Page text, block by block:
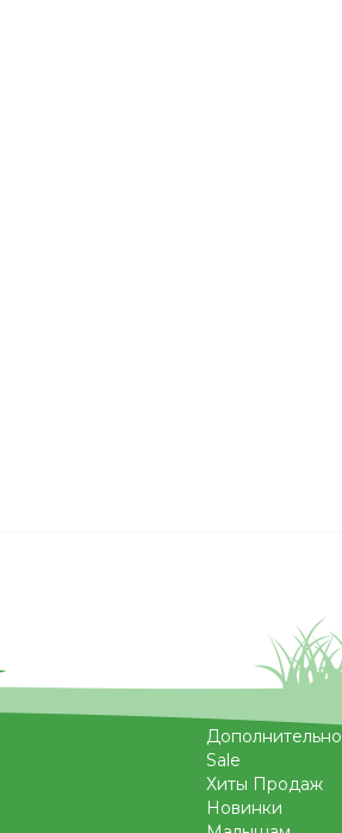
Дополнительно
Sale
Хиты Продаж
Новинки